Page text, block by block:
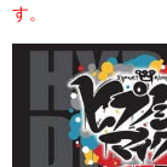
す。